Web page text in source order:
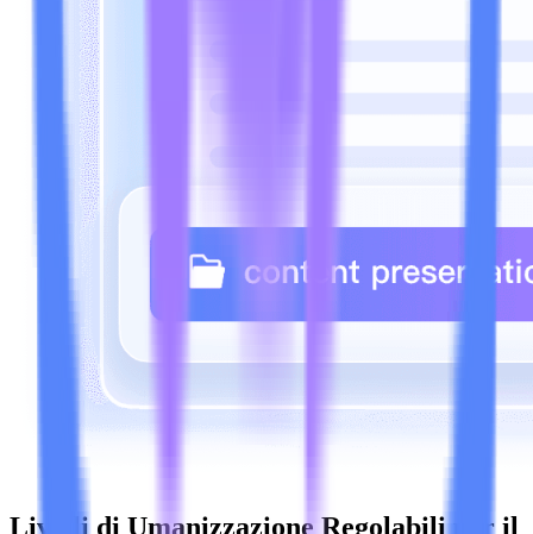
Livelli di Umanizzazione Regolabili per il